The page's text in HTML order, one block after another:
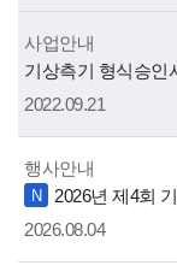
사업안내
제
목
기상측기 형식승인
2022.09.21
행사안내
N
제
목
2026년 제4회
2026.08.04